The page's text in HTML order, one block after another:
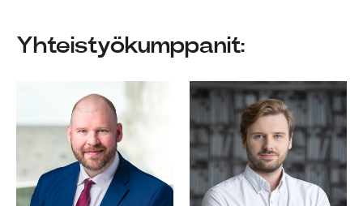
Yhteistyökumppanit: